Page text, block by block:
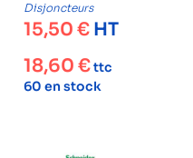
Disjoncteurs
15,50 € HT
18,60 €ttc
60 en stock